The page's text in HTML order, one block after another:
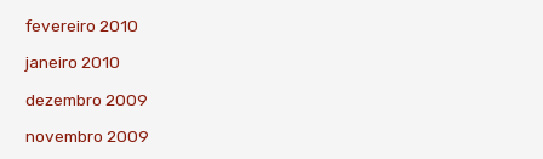
fevereiro 2010
janeiro 2010
dezembro 2009
novembro 2009